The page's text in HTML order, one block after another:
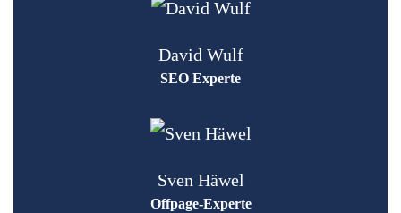
David Wulf
SEO Experte
Sven Häwel
Offpage-Experte